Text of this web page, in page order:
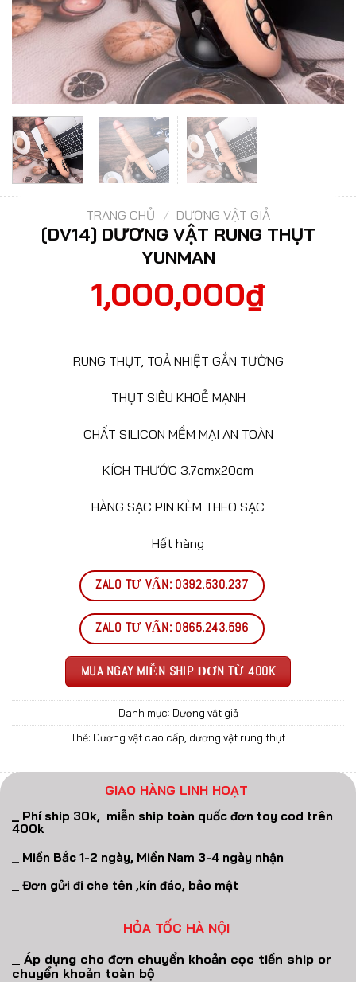
TRANG CHỦ / DƯƠNG VẬT GIẢ
[DV14] DƯƠNG VẬT RUNG THỤT
YUNMAN
1,000,000₫
RUNG THỤT, TOẢ NHIỆT GẮN TƯỜNG
THỤT SIÊU KHOẺ MẠNH
CHẤT SILICON MỀM MẠI AN TOÀN
KÍCH THƯỚC 3.7cmx20cm
HÀNG SẠC PIN KÈM THEO SẠC
Hết hàng
ZALO TƯ VẤN: 0392.530.237
ZALO TƯ VẤN: 0865.243.596
MUA NGAY MIỄN SHIP ĐƠN TỪ 400K
Danh mục: Dương vật giả
Thẻ: Dương vật cao cấp dương vật rung thụt
GIAO HÀNG LINH HOẠT
_ Phí ship 30k, miễn ship toàn quốc đơn toy cod trên
400k
_ Miền Bắc 1-2 ngày, Miền Nam 3-4 ngày nhận
_ Đơn gửi đi che tên ,kín đáo, bảo mật
HỎA TỐC HÀ NỘI
_ Áp dụng cho đơn chuyển khoản cọc tiền ship or
chuyển khoản toàn bộ